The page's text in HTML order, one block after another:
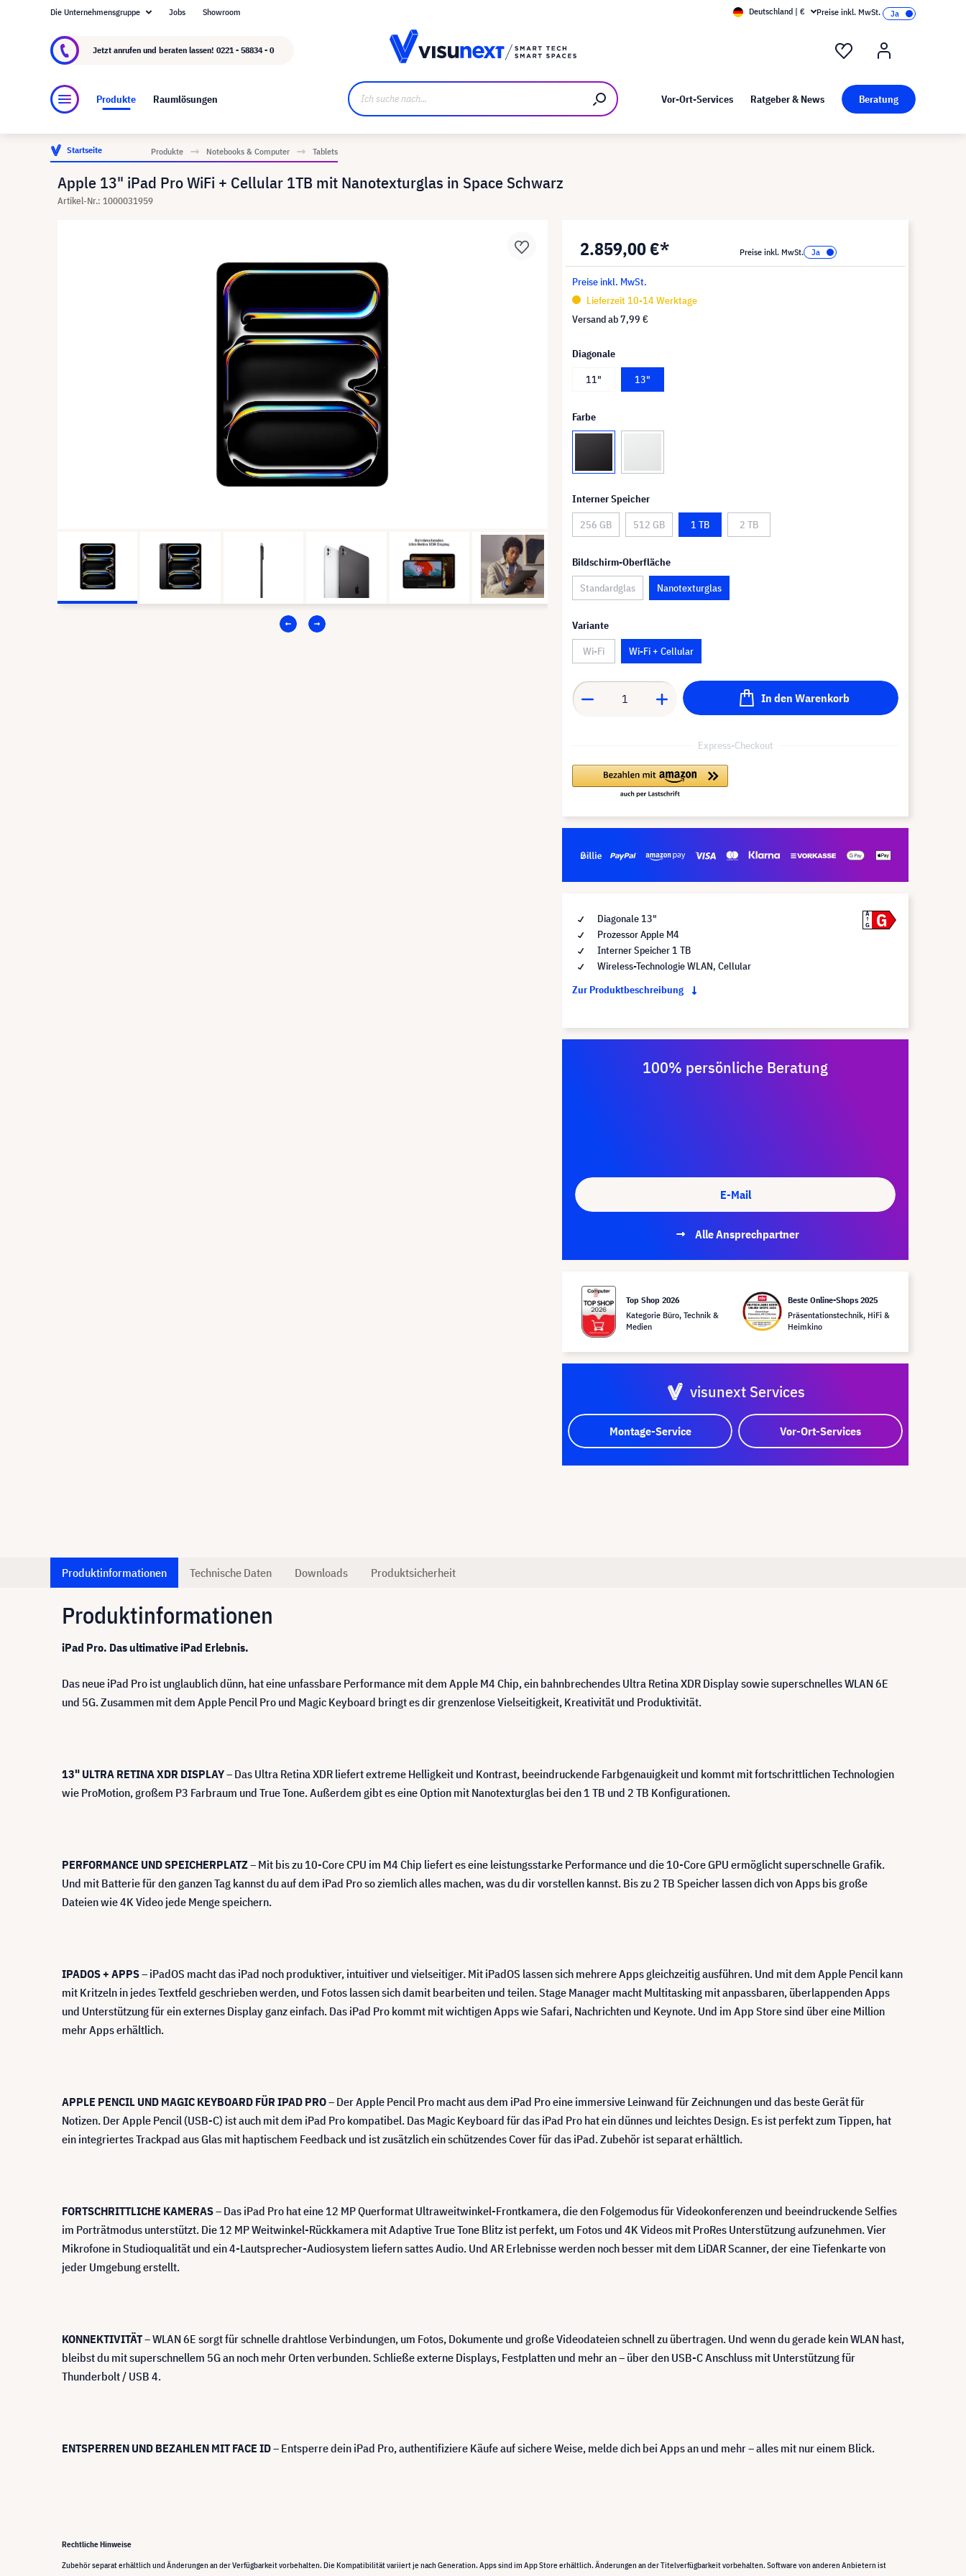
Über visunext.de Kunst bei visunext
Die Unternehmensgruppe Jobs Showroom Deutschland | € Preise inkl. MwSt.
Jetzt anrufen und beraten lassen! 0221 - 58834 - 0
Produkte Raumlösungen Vor-Ort-Services Ratgeber & News Beratung
Startseite Produkte Notebooks & Computer Tablets
Apple 13" iPad Pro WiFi + Cellular 1TB mit Nanotexturglas in Space Schwarz
Artikel-Nr.: 1000031959
2.859,00 €* Preise inkl. MwSt.
Preise inkl. MwSt.
Lieferzeit 10-14 Werktage
Versand ab7,99 €
Diagonale
11"
13"
Farbe
Interner Speicher
256 GB
512 GB 1 TB 2 TB
Bildschirm-Oberfläche
Standardglas
Nanotexturglas
Variante
Wi-Fi
Wi-Fi + Cellular
In den Warenkorb
Express-Checkout
Diagonale 13"
Prozessor Apple M4
Interner Speicher 1 TB
Wireless-Technologie WLAN, Cellular
Zur Produktbeschreibung
A
G
G
100% persönliche Beratung
E-Mail
Alle Ansprechpartner
Top Shop 2026
Kategorie Büro, Technik &
Medien
Beste Online-Shops 2025
Präsentationstechnik, HiFi &
Heimkino
visunext Services
Montage-Service Vor-Ort-Services
Produktinformationen Technische Daten Downloads Produktsicherheit
Produktinformationen
iPad Pro. Das ultimative iPad Erlebnis.
Das neue iPad Pro ist unglaublich dünn, hat eine unfassbare Performance mit dem Apple M4 Chip, ein bahnbrechendes Ultra Retina XDR Display sowie superschnelles WLAN 6E
und 5G. Zusammen mit dem Apple Pencil Pro und Magic Keyboard bringt es dir grenzenlose Vielseitigkeit, Kreativität und Produktivität.
13" ULTRA RETINA XDR DISPLAY– Das Ultra Retina XDR liefert extreme Helligkeit und Kontrast, beeindruckende Farbgenauigkeit und kommt mit fortschrittlichen Technologien
wie ProMotion, großem P3 Farbraum und True Tone. Außerdem gibt es eine Option mit Nanotexturglas bei den 1 TB und 2 TB Konfigurationen.
PERFORMANCE UND SPEICHERPLATZ– Mit bis zu 10-Core CPU im M4 Chip liefert es eine leistungsstarke Performance und die 10-Core GPU ermöglicht superschnelle Grafik.
Und mit Batterie für den ganzen Tag kannst du auf dem iPad Pro so ziemlich alles machen, was du dir vorstellen kannst. Bis zu 2 TB Speicher lassen dich von Apps bis große
Dateien wie 4K Video jede Menge speichern.
IPADOS + APPS– iPadOS macht das iPad noch produktiver, intuitiver und vielseitiger. Mit iPadOS lassen sich mehrere Apps gleichzeitig ausführen. Und mit dem Apple Pencil kann
mit Kritzeln in jedes Textfeld geschrieben werden, und Fotos lassen sich damit bearbeiten und teilen. Stage Manager macht Multitasking mit anpassbaren, überlappenden Apps
und Unterstützung für ein externes Display ganz einfach. Das iPad Pro kommt mit wichtigen Apps wie Safari, Nachrichten und Keynote. Und im App Store sind über eine Million
mehr Apps erhältlich.
APPLE PENCIL UND MAGIC KEYBOARD FÜR IPAD PRO– Der Apple Pencil Pro macht aus dem iPad Pro eine immersive Leinwand für Zeichnungen und das beste Gerät für
Notizen. Der Apple Pencil (USB-C) ist auch mit dem iPad Pro kompatibel. Das Magic Keyboard für das iPad Pro hat ein dünnes und leichtes Design. Es ist perfekt zum Tippen, hat
ein integriertes Trackpad aus Glas mit haptischem Feedback und ist zusätzlich ein schützendes Cover für das iPad. Zubehör ist separat erhältlich.
FORTSCHRITTLICHE KAMERAS– Das iPad Pro hat eine 12 MP Querformat Ultraweitwinkel-Frontkamera, die den Folgemodus für Videokonferenzen und beeindruckende Selfies
im Porträtmodus unterstützt. Die 12 MP Weitwinkel-Rückkamera mit Adaptive True Tone Blitz ist perfekt, um Fotos und 4K Videos mit ProRes Unterstützung aufzunehmen. Vier
Mikrofone in Studioqualität und ein 4-Lautsprecher-Audiosystem liefern sattes Audio. Und AR Erlebnisse werden noch besser mit dem LiDAR Scanner, der eine Tiefenkarte von
jeder Umgebung erstellt.
KONNEKTIVITÄT– WLAN 6E sorgt für schnelle drahtlose Verbindungen, um Fotos, Dokumente und große Videodateien schnell zu übertragen. Und wenn du gerade kein WLAN hast,
bleibst du mit superschnellem 5G an noch mehr Orten verbunden. Schließe externe Displays, Festplatten und mehr an – über den USB-C Anschluss mit Unterstützung für
Thunderbolt / USB 4.
ENTSPERREN UND BEZAHLEN MIT FACE ID– Entsperre dein iPad Pro, authentifiziere Käufe auf sichere Weise, melde dich bei Apps an und mehr – alles mit nur einem Blick.
Rechtliche Hinweise
Zubehör separat erhältlich und Änderungen an der Verfügbarkeit vorbehalten. Die Kompatibilität variiert je nach Generation. Apps sind im App Store erhältlich. Änderungen an der Titelverfügbarkeit vorbehalten. Software von anderen Anbietern ist